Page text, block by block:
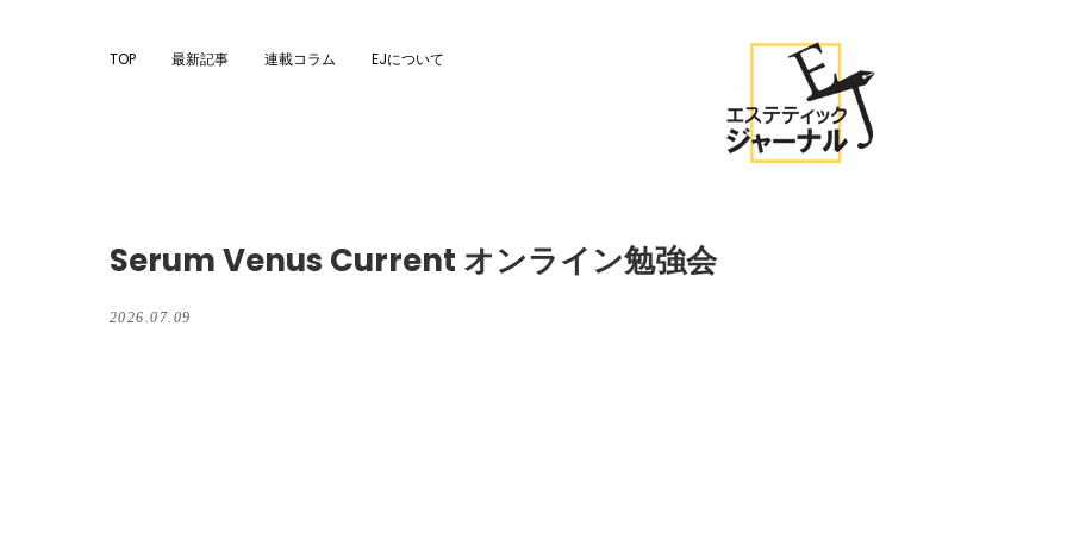
TOP 最新記事 連載コラム EJについて
Serum Venus Current オンライン勉強会
2026.07.09